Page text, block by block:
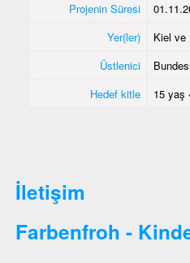
Projenin Süresi
Yer(ler)
Kiel
Üstlenici
Hedef kitle
15 yaş
İletişim
Farbenfroh -